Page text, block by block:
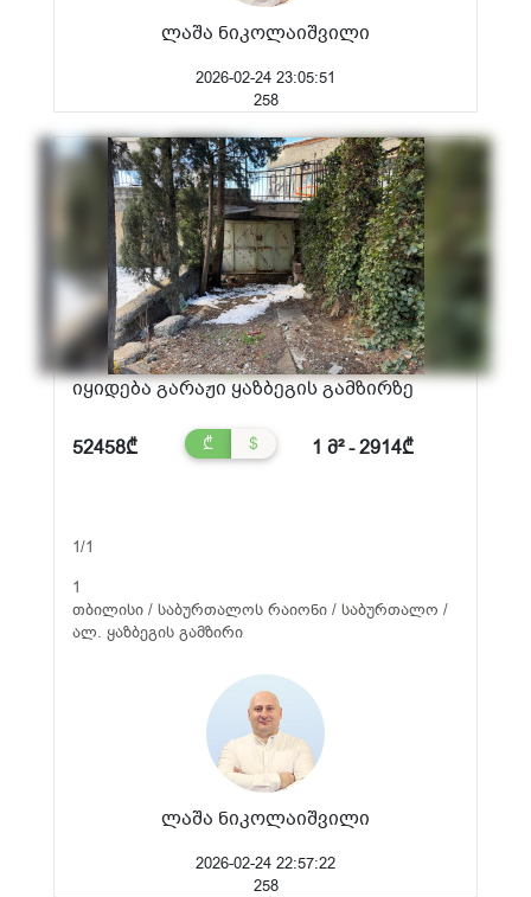
ლაშა ნიკოლაიშვილი
2026-02-24 23:05:51
258
იყიდება გარაჟი ყაზბეგის გამზირზე
52458₾ ₾ $ 1 მ² - 2914₾
1/1
1
თბილისი / საბურთალოს რაიონი / საბურთალო /
ალ. ყაზბეგის გამზირი
ლაშა ნიკოლაიშვილი
2026-02-24 22:57:22
258